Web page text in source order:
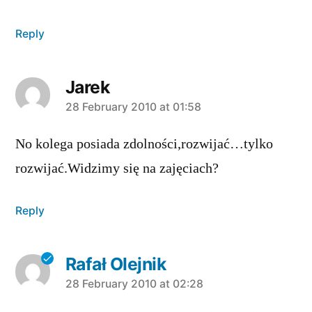
Reply
Jarek
says:
28 February 2010 at 01:58
No kolega posiada zdolności,rozwijać…tylko
rozwijać.Widzimy się na zajęciach?
Reply
Rafał Olejnik
says:
28 February 2010 at 02:28